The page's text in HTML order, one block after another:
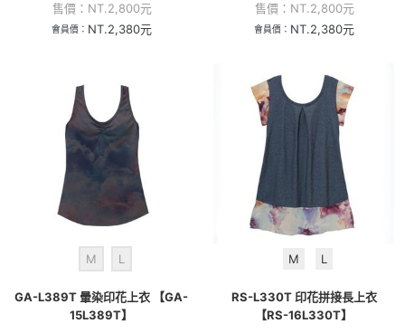
售價： NT.2,800元
會員價： NT.2,380元
售價： NT.2,800元
會員價： NT.2,380元
M L
GA-L389T 暈染印花上衣 【GA-
15L389T】
M L
RS-L330T 印花拼接長上衣
【RS-16L330T】